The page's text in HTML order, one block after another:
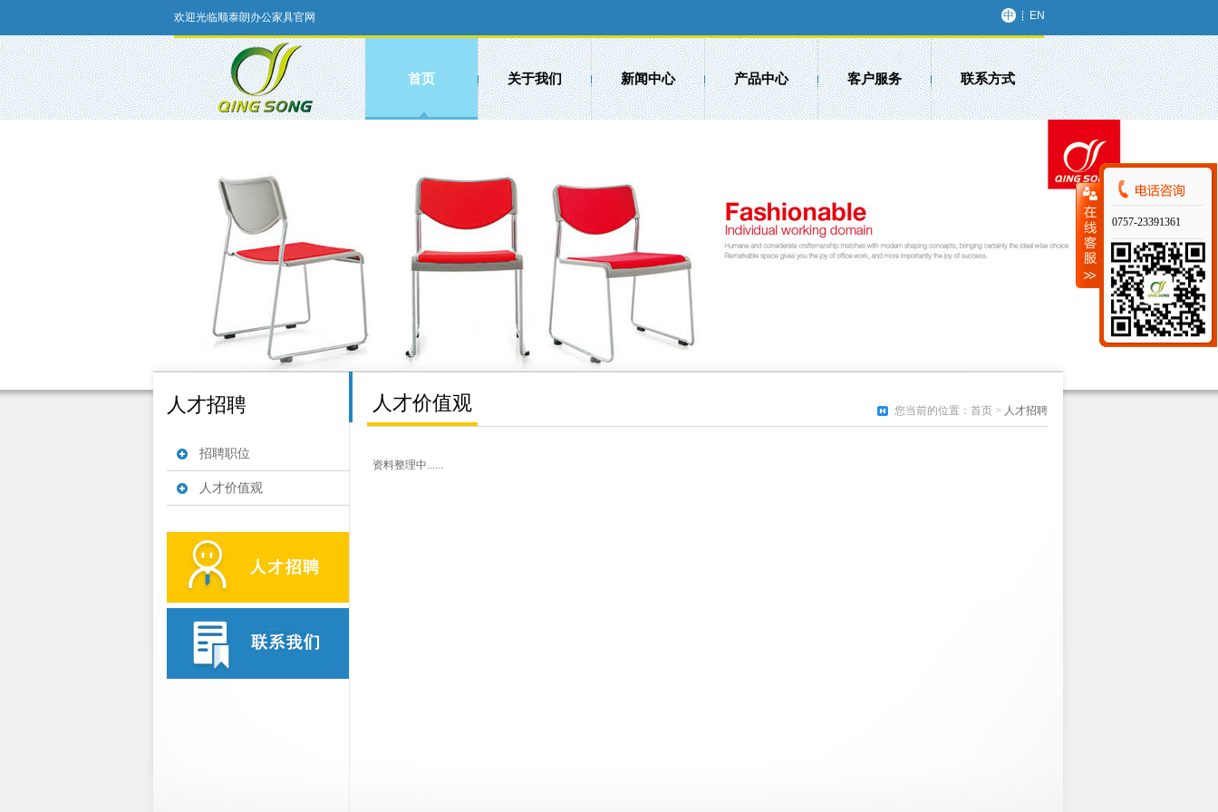
欢迎光临顺泰朗办公家具官网
中
EN
首页 关于我们 新闻中心 产品中心 客户服务 联系方式
人才招聘
招聘职位
人才价值观
人才价值观 您当前的位置： 首页> 人才招聘
资料整理中......
0757-23391361